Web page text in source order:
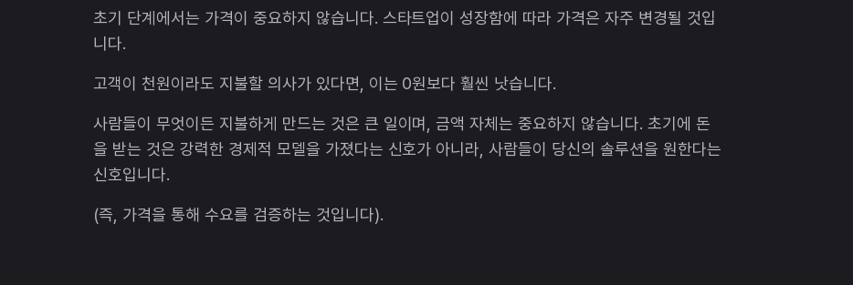
초기 단계에서는 가격이 중요하지 않습니다. 스타트업이 성장함에 따라 가격은 자주 변경될 것입
니다.
고객이 천원이라도 지불할 의사가 있다면, 이는 0원보다 훨씬 낫습니다.
사람들이 무엇이든 지불하게 만드는 것은 큰 일이며, 금액 자체는 중요하지 않습니다. 초기에 돈
을 받는 것은 강력한 경제적 모델을 가졌다는 신호가 아니라, 사람들이 당신의 솔루션을 원한다는
신호입니다.
(즉, 가격을 통해 수요를 검증하는 것입니다).